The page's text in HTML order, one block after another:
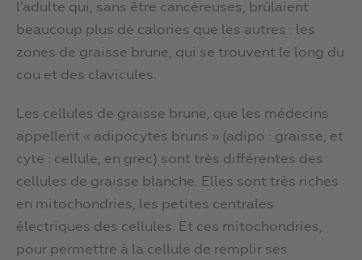
l’adulte qui, sans être cancéreuses, brûlaient
beaucoup plus de calories que les autres : les
zones de graisse brune, qui se trouvent le long du
cou et des clavicules.
Les cellules de graisse brune, que les médecins
appellent « adipocytes bruns » (adipo : graisse, et
cyte : cellule, en grec) sont très différentes des
cellules de graisse blanche. Elles sont très riches
en mitochondries, les petites centrales
électriques des cellules. Et ces mitochondries,
pour permettre à la cellule de remplir ses